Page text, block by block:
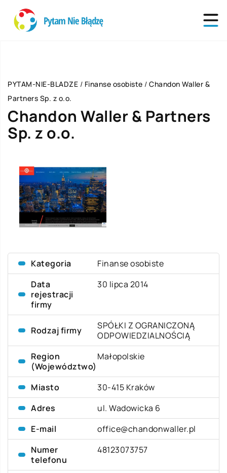
PYTAM-NIE-BLADZE / Finanse osobiste / Chandon Waller &
Partners Sp. z o.o.
Chandon Waller & Partners
Sp. z o.o.
Kategoria
Finanse osobiste
Data
rejestracji
firmy
30 lipca 2014
Rodzaj firmy
SPÓŁKI Z OGRANICZONĄ
ODPOWIEDZIALNOŚCIĄ
Region
(Województwo)
Małopolskie
Miasto
30-415 Kraków
Adres
ul. Wadowicka 6
E-mail
office@chandonwaller.pl
Numer
telefonu
48123073757